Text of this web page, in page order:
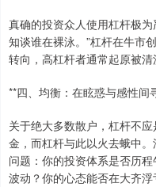
真确的投资众人使用杠杆极
知谈谁在裸泳。”杠杆在牛市
转向，高杠杆者通常起原被清
**四、均衡：在眩惑与感性间
关于绝大多数散户，杠杆不
金，而杠杆与此以火去蛾中
问题：你的投资体系是否历
波动？你的心态能否在大齐浮